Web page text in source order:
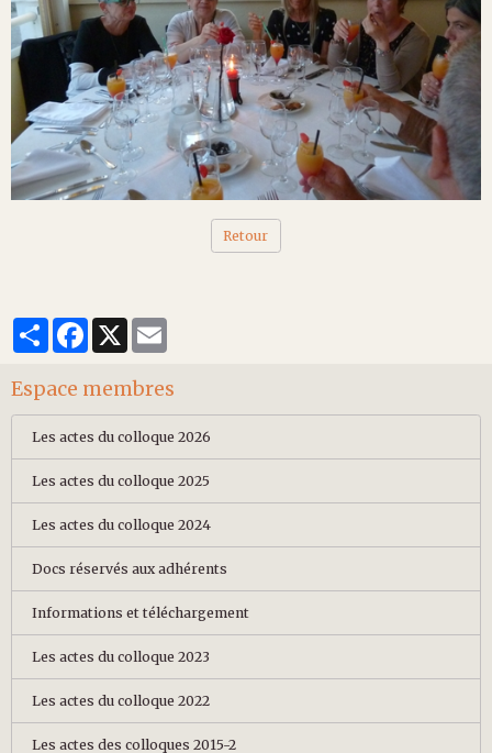
Retour
PartagerFacebook
X
Espace membres
Les actes du colloque 2026
Les actes du colloque 2025
Les actes du colloque 2024
Docs réservés aux adhérents
Informations et téléchargement
Les actes du colloque 2023
Les actes du colloque 2022
Les actes des colloques 2015-2